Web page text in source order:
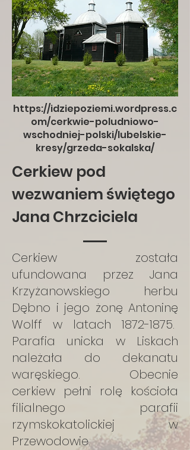
https://idziepoziemi.wordpress.c
om/cerkwie-poludniowo-
wschodniej-polski/lubelskie-
kresy/grzeda-sokalska/
Cerkiew pod
wezwaniem świętego
Jana Chrzciciela
Cerkiew została
ufundowana przez Jana
Krzyżanowskiego herbu
Dębno i jego żonę Antoninę
Wolff w latach 1872-1875.
Parafia unicka w Liskach
należała do dekanatu
waręskiego. Obecnie
cerkiew pełni rolę kościoła
filialnego parafii
rzymskokatolickiej w
Przewodowie.